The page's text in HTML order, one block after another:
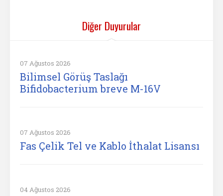
Diğer Duyurular
07 Ağustos 2026
Bilimsel Görüş Taslağı
Bifidobacterium breve M-16V
07 Ağustos 2026
Fas Çelik Tel ve Kablo İthalat Lisansı
04 Ağustos 2026